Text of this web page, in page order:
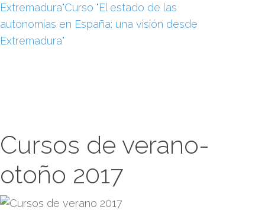
Extremadura"Curso "El estado de las
autonomías en España: una visión desde
Extremadura"
Cursos de verano-
otoño 2017